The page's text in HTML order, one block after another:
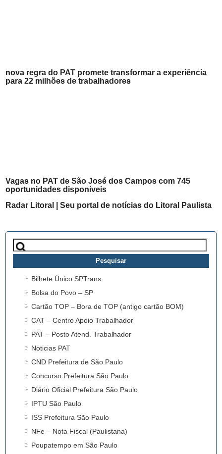
nova regra do PAT promete transformar a experiência
para 22 milhões de trabalhadores
Vagas no PAT de São José dos Campos com 745
oportunidades disponíveis
Radar Litoral | Seu portal de notícias do Litoral Paulista
Pesquisar
por:
Bilhete Único SPTrans
Bolsa do Povo – SP
Cartão TOP – Bora de TOP (antigo cartão BOM)
CAT – Centro Apoio Trabalhador
PAT – Posto Atend. Trabalhador
Noticias PAT
CND Prefeitura de São Paulo
Concurso Prefeitura São Paulo
Diário Oficial Prefeitura São Paulo
IPTU São Paulo
ISS Prefeitura São Paulo
NFe – Nota Fiscal (Paulistana)
Poupatempo em São Paulo